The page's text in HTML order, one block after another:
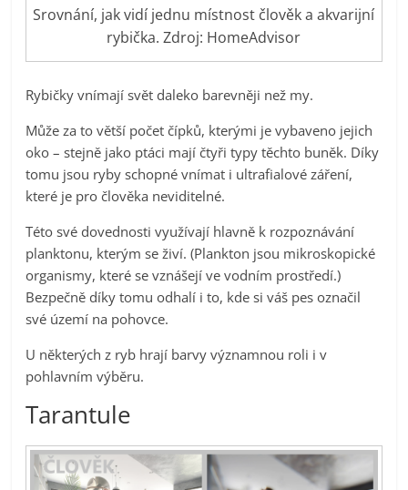
Srovnání, jak vidí jednu místnost člověk a akvarijní
rybička. Zdroj: HomeAdvisor
Rybičky vnímají svět daleko barevněji než my.
Může za to větší počet čípků, kterými je vybaveno jejich
oko – stejně jako ptáci mají čtyři typy těchto buněk. Díky
tomu jsou ryby schopné vnímat i ultrafialové záření,
které je pro člověka neviditelné.
Této své dovednosti využívají hlavně k rozpoznávání
planktonu, kterým se živí. (Plankton jsou mikroskopické
organismy, které se vznášejí ve vodním prostředí.)
Bezpečně díky tomu odhalí i to, kde si váš pes označil
své území na pohovce.
U některých z ryb hrají barvy významnou roli i v
pohlavním výběru.
Tarantule